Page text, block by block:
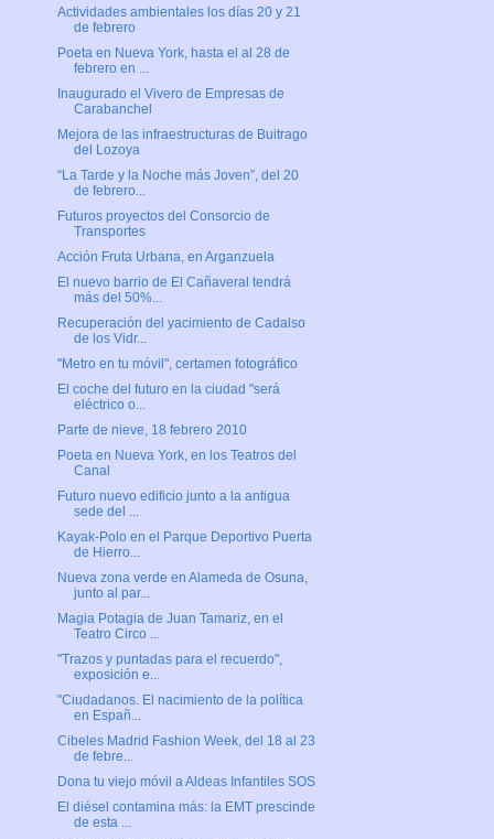
Actividades ambientales los días 20 y 21
de febrero
Poeta en Nueva York, hasta el al 28 de
febrero en ...
Inaugurado el Vivero de Empresas de
Carabanchel
Mejora de las infraestructuras de Buitrago
del Lozoya
“La Tarde y la Noche más Joven”, del 20
de febrero...
Futuros proyectos del Consorcio de
Transportes
Acción Fruta Urbana, en Arganzuela
El nuevo barrio de El Cañaveral tendrá
más del 50%...
Recuperación del yacimiento de Cadalso
de los Vidr...
"Metro en tu móvil", certamen fotográfico
El coche del futuro en la ciudad "será
eléctrico o...
Parte de nieve, 18 febrero 2010
Poeta en Nueva York, en los Teatros del
Canal
Futuro nuevo edificio junto a la antigua
sede del ...
Kayak-Polo en el Parque Deportivo Puerta
de Hierro...
Nueva zona verde en Alameda de Osuna,
junto al par...
Magia Potagia de Juan Tamariz, en el
Teatro Circo ...
"Trazos y puntadas para el recuerdo",
exposición e...
"Ciudadanos. El nacimiento de la política
en Españ...
Cibeles Madrid Fashion Week, del 18 al 23
de febre...
Dona tu viejo móvil a Aldeas Infantiles SOS
El diésel contamina más: la EMT prescinde
de esta ...